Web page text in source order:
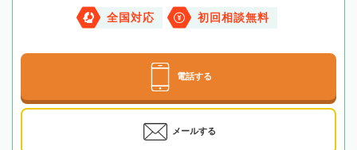
全国対応 初回相談無料
電話する
メールする